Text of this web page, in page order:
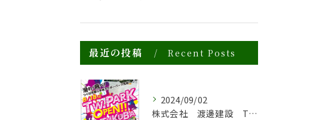
最近の投稿 Recent Posts
2024/09/02
株式会社 渡邊建設 TW.PARK